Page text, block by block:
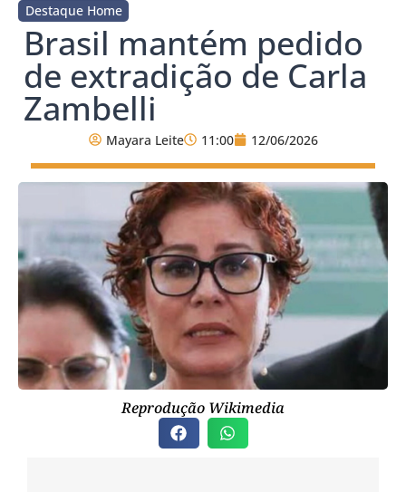
Destaque Home
Brasil mantém pedido
de extradição de Carla
Zambelli
Mayara Leite 11:00 12/06/2026
Reprodução Wikimedia